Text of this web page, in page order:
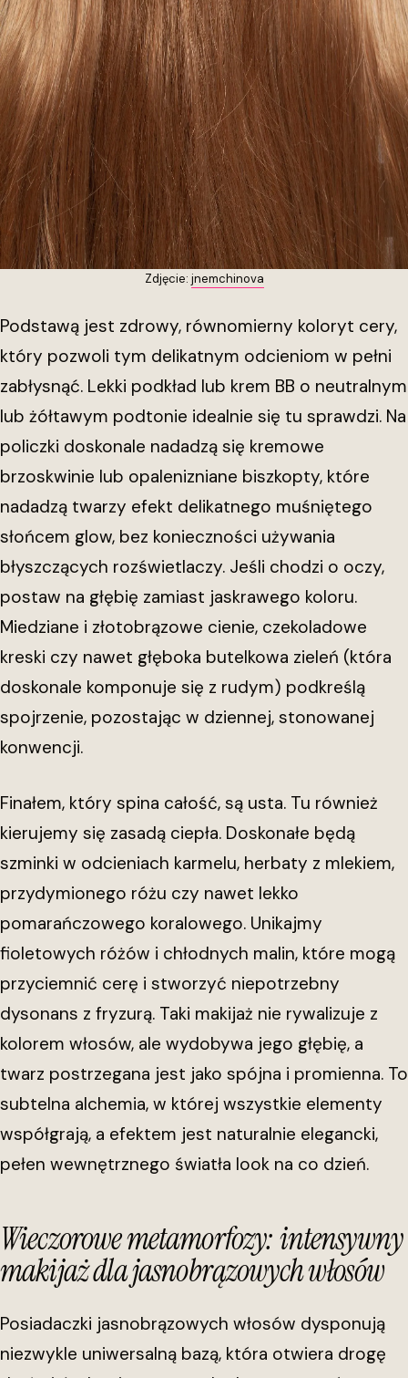
Zdjęcie: jnemchinova
Podstawą jest zdrowy, równomierny koloryt cery,
który pozwoli tym delikatnym odcieniom w pełni
zabłysnąć. Lekki podkład lub krem BB o neutralnym
lub żółtawym podtonie idealnie się tu sprawdzi. Na
policzki doskonale nadadzą się kremowe
brzoskwinie lub opalenizniane biszkopty, które
nadadzą twarzy efekt delikatnego muśniętego
słońcem glow, bez konieczności używania
błyszczących rozświetlaczy. Jeśli chodzi o oczy,
postaw na głębię zamiast jaskrawego koloru.
Miedziane i złotobrązowe cienie, czekoladowe
kreski czy nawet głęboka butelkowa zieleń (która
doskonale komponuje się z rudym) podkreślą
spojrzenie, pozostając w dziennej, stonowanej
konwencji.
Finałem, który spina całość, są usta. Tu również
kierujemy się zasadą ciepła. Doskonałe będą
szminki w odcieniach karmelu, herbaty z mlekiem,
przydymionego różu czy nawet lekko
pomarańczowego koralowego. Unikajmy
fioletowych różów i chłodnych malin, które mogą
przyciemnić cerę i stworzyć niepotrzebny
dysonans z fryzurą. Taki makijaż nie rywalizuje z
kolorem włosów, ale wydobywa jego głębię, a
twarz postrzegana jest jako spójna i promienna. To
subtelna alchemia, w której wszystkie elementy
współgrają, a efektem jest naturalnie elegancki,
pełen wewnętrznego światła look na co dzień.
Wieczorowe metamorfozy: intensywny
makijaż dla jasnobrązowych włosów
Posiadaczki jasnobrązowych włosów dysponują
niezwykle uniwersalną bazą, która otwiera drogę